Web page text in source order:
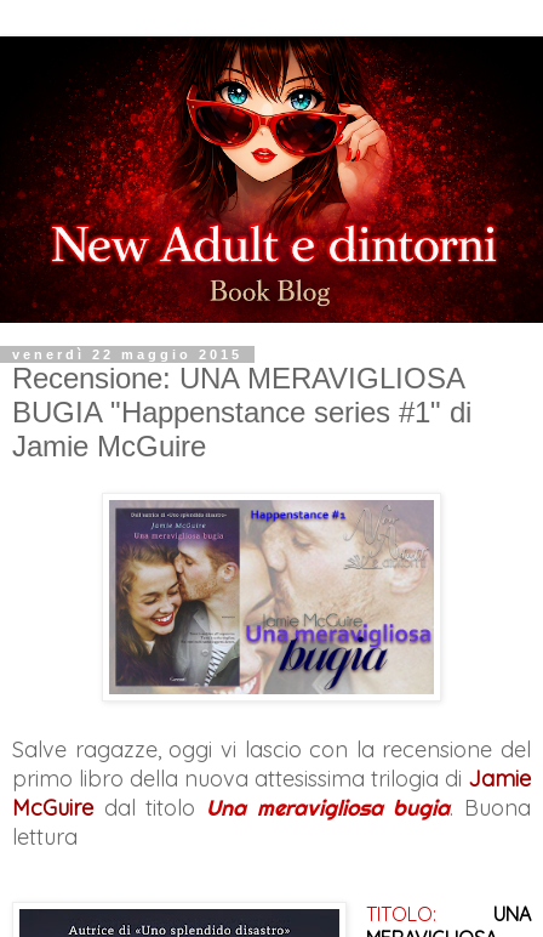
venerdì 22 maggio 2015
Recensione: UNA MERAVIGLIOSA
BUGIA "Happenstance series #1" di
Jamie McGuire
Salve ragazze, oggi vi lascio con la recensione del
primo libro della nuova attesissima trilogia di Jamie
McGuire dal titolo Una meravigliosa bugia. Buona
lettura
TITOLO:
UNA